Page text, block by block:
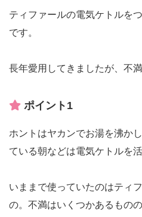
ティファールの電気ケトルを
です。
長年愛用してきましたが、不
ポイント1
ホントはヤカンでお湯を沸か
ている朝などは電気ケトルを
いままで使っていたのはティ
の。不満はいくつかあるもの